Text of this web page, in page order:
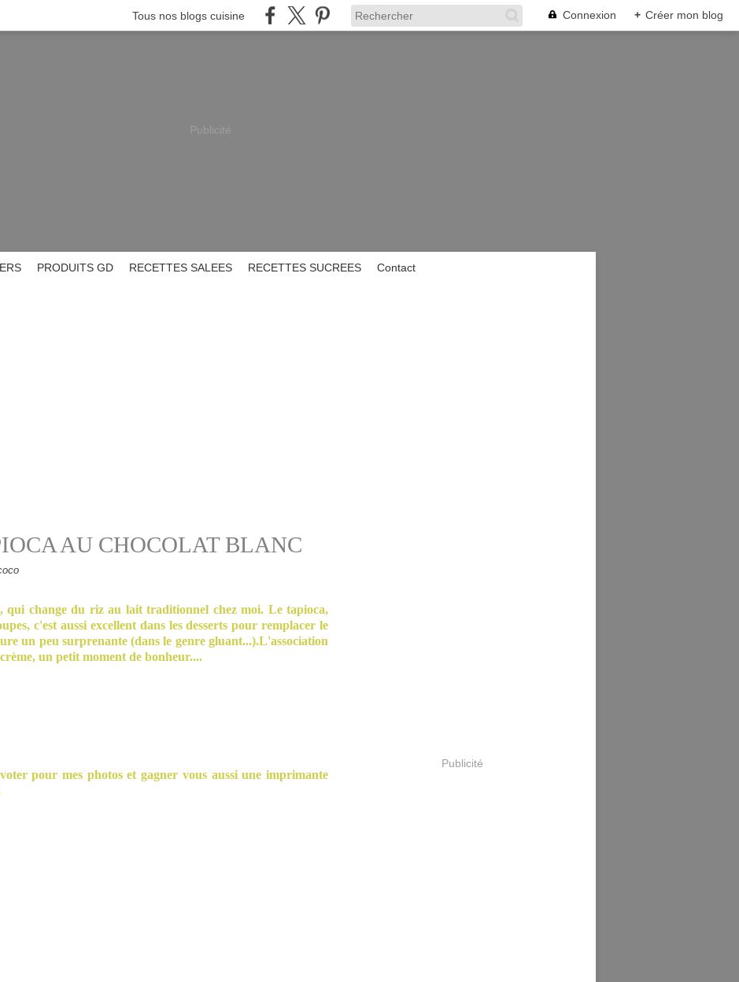
Tous nos blogs cuisine Connexion + Créer mon blog
Publicité
PRODUITS GD RECETTES SALEES RECETTES SUCREES Contact
AU CHOCOLAT BLANC
qui change du riz au lait traditionnel chez moi. Le tapioca,
c'est aussi excellent dans les desserts pour remplacer le
un peu surprenante (dans le genre gluant...).L'association
un petit moment de bonheur....
pour mes photos et gagner vous aussi une imprimante
Publicité